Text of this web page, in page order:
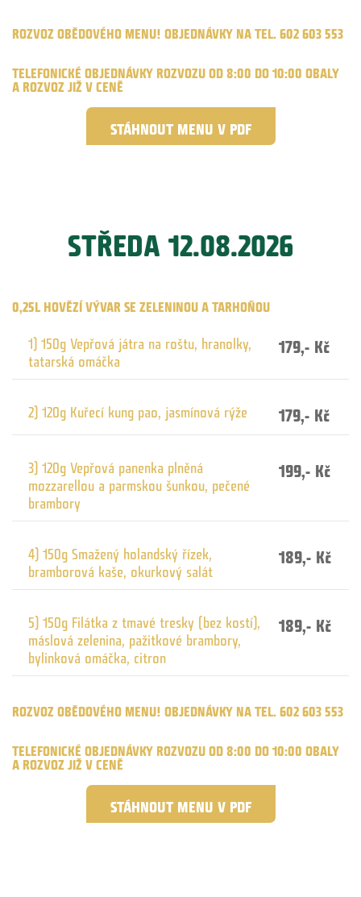
ROZVOZ OBĚDOVÉHO MENU! OBJEDNÁVKY NA TEL. 602 603 553
TELEFONICKÉ OBJEDNÁVKY ROZVOZU OD 8:00 DO 10:00 OBALY
A ROZVOZ JIŽ V CENĚ
STÁHNOUT MENU V PDF
STŘEDA 12.08.2026
0,25L HOVĚZÍ VÝVAR SE ZELENINOU A TARHOŇOU
1) 150g Vepřová játra na roštu, hranolky,
tatarská omáčka 179,- Kč
2) 120g Kuřecí kung pao, jasmínová rýže 179,- Kč
3) 120g Vepřová panenka plněná
mozzarellou a parmskou šunkou, pečené
brambory
199,- Kč
4) 150g Smažený holandský řízek,
bramborová kaše, okurkový salát 189,- Kč
5) 150g Filátka z tmavé tresky (bez kostí),
máslová zelenina, pažitkové brambory,
bylinková omáčka, citron
189,- Kč
ROZVOZ OBĚDOVÉHO MENU! OBJEDNÁVKY NA TEL. 602 603 553
TELEFONICKÉ OBJEDNÁVKY ROZVOZU OD 8:00 DO 10:00 OBALY
A ROZVOZ JIŽ V CENĚ
STÁHNOUT MENU V PDF